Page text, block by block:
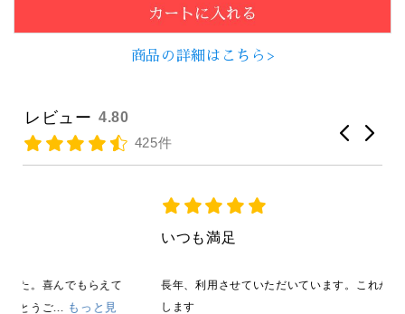
商品の詳細はこちら>
レビュー 4.80
425件
長年、利用させていただいています。これからも宜しくお願い
します